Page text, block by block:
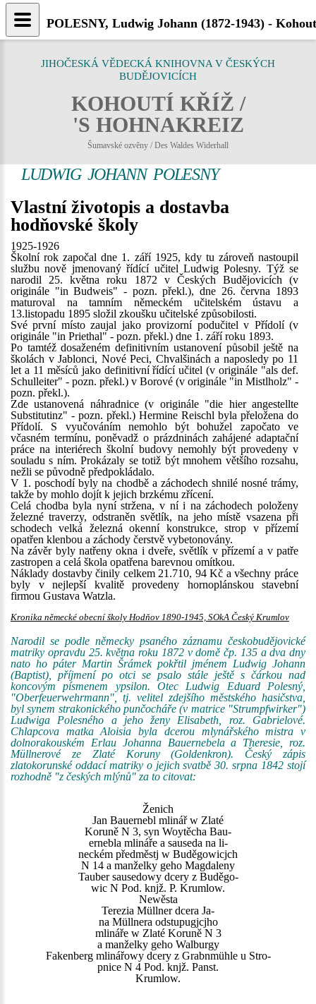
JIHOČESKÁ VĚDECKÁ KNIHOVNA V ČESKÝCH
BUDĚJOVICÍCH
KOHOUTÍ KŘÍŽ /
'S HOHNAKREIZ
Šumavské ozvěny / Des Waldes Widerhall
LUDWIG JOHANN POLESNY
Vlastní životopis a dostavba
hodňovské školy
1925-1926
Školní rok započal dne 1. září 1925, kdy tu zároveň nastoupil
službu nově jmenovaný řídící učitel Ludwig Polesny. Týž se
narodil 25. května roku 1872 v Českých Budějovicích (v
originále "in Budweis" - pozn. překl.), dne 26. června 1893
maturoval na tamním německém učitelském ústavu a
13.listopadu 1895 složil zkoušku učitelské způsobilosti.
Své první místo zaujal jako provizorní podučitel v Přídolí (v
originále "in Priethal" - pozn. překl.) dne 1. září roku 1893.
Po tamtéž dosaženém definitivním ustanovení působil ještě na
školách v Jablonci, Nové Peci, Chvalšinách a naposledy po 11
let a 11 měsíců jako definitivní řídící učitel (v originále "als def.
Schulleiter" - pozn. překl.) v Borové (v originále "in Mistlholz" -
pozn. překl.).
Zde ustanovená náhradnice (v originále "die hier angestellte
Substitutinz" - pozn. překl.) Hermine Reischl byla přeložena do
Přídolí. S vyučováním nemohlo být bohužel započato ve
včasném termínu, poněvadž o prázdninách zahájené adaptační
práce na interiérech školní budovy nemohly být provedeny v
souladu s ním. Prokázaly se totiž být mnohem většího rozsahu,
nežli se původně předpokládalo.
V 1. poschodí byly na chodbě a záchodech shnilé nosné trámy,
takže by mohlo dojít k jejich brzkému zřícení.
Celá chodba byla nyní stržena, v ní i na záchodech položeny
železné traverzy, odstraněn světlík, na jeho místě vsazena při
schodech velká železná okenní konstrukce, strop v přízemí
opatřen klenbou a záchody čerstvě vybetonovány.
Na závěr byly natřeny okna i dveře, světlík v přízemí a v patře
zastropen a celá škola opatřena barevnou omítkou.
Náklady dostavby činily celkem 21.710, 94 Kč a všechny práce
byly v nejlepší kvalitě provedeny hornoplánskou stavební
firmou Gustava Watzla.
Kronika německé obecní školy Hodňov 1890-1945, SOkA Český Krumlov
Narodil se podle německy psaného záznamu českobudějovické
matriky opravdu 25. května roku 1872 v domě čp. 135 a dva dny
nato ho páter Martin Šrámek pokřtil jménem Ludwig Johann
(Baptist), příjmení po otci se psalo stále ještě s čárkou nad
koncovým písmenem ypsilon. Otec Ludwig Eduard Polesný,
"Oberfeuerwehrmann", tj. velitel zdejšího městského hasičstva,
byl synem strakonického punčocháře (v matrice "Strumpfwirker")
Ludwiga Polesného a jeho ženy Elisabeth, roz. Gabrielové.
Chlapcova matka Aloisia byla dcerou mlynářského mistra v
dolnorakouském Erlau Johanna Bauernebela a Theresie, roz.
Müllnerové ze Zlaté Koruny (Goldenkron). Český zápis
zlatokorunské oddací matriky o jejich svatbě 30. srpna 1842 stojí
rozhodně "z českých mlýnů" za to citovat:
Ženich
Jan Bauernebl mlinář w Zlaté
Koruně N 3, syn Woytěcha Bau-
ernebla mlináře a sauseda na li-
neckém předměstj w Buděgowicjch
N 14 a manželky geho Magdaleny
Tauber sausedowy dcery z Buděgo-
wic N Pod. knjž. P. Krumlow.
Newěsta
Terezia Müllner dcera Ja-
na Müllnera odstupugjcjho
mlináře w Zlaté Koruně N 3
a manželky geho Walburgy
Fakenberg mlinářowy dcery z Grabnmühle u Stro-
pnice N 4 Pod. knjž. Panst.
Krumlow.
POLESNY, Ludwig Johann (1872-1943) -